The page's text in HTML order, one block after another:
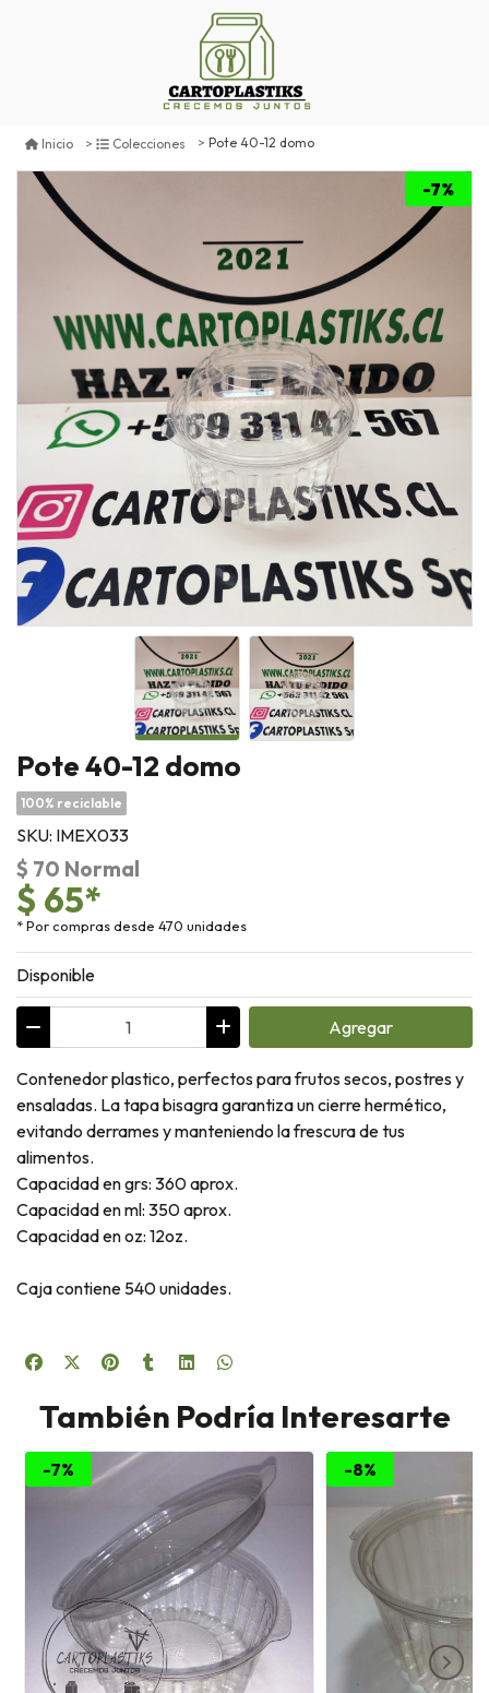
Inicio Colecciones Pote 40-12 domo
-7%
Pote 40-12 domo
100% reciclable
SKU: IMEX033
$ 70 Normal
$ 65*
* Por compras desde 470 unidades
Disponible
Agregar
Contenedor plastico, perfectos para frutos secos, postres y
ensaladas. La tapa bisagra garantiza un cierre hermético,
evitando derrames y manteniendo la frescura de tus
alimentos.
Capacidad en grs: 360 aprox.
Capacidad en ml: 350 aprox.
Capacidad en oz: 12oz.
Caja contiene 540 unidades.
También Podría Interesarte
-7% -8%